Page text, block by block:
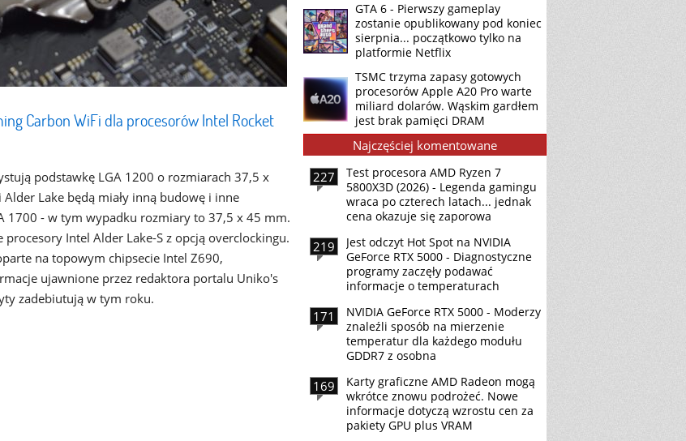
Carbon WiFi dla procesorów Intel Rocket
podstawkę LGA 1200 o rozmiarach 37,5 x
Lake będą miały inną budowę i inne
1700 - w tym wypadku rozmiary to 37,5 x 45 mm.
Intel Alder Lake-S z opcją overclockingu.
na topowym chipsecie Intel Z690,
ujawnione przez redaktora portalu Uniko's
zadebiutują w tym roku.
GTA 6 - Pierwszy gameplay
zostanie opublikowany pod koniec
sierpnia... początkowo tylko na
platformie Netflix
TSMC trzyma zapasy gotowych
procesorów Apple A20 Pro warte
miliard dolarów. Wąskim gardłem
jest brak pamięci DRAM
Najczęściej komentowane
227
Test procesora AMD Ryzen 7
5800X3D (2026) - Legenda gamingu
wraca po czterech latach... jednak
cena okazuje się zaporowa
219
Jest odczyt Hot Spot na NVIDIA
GeForce RTX 5000 - Diagnostyczne
programy zaczęły podawać
informacje o temperaturach
171
NVIDIA GeForce RTX 5000 - Moderzy
znaleźli sposób na mierzenie
temperatur dla każdego modułu
GDDR7 z osobna
169
Karty graficzne AMD Radeon mogą
wkrótce znowu podrożeć. Nowe
informacje dotyczą wzrostu cen za
pakiety GPU plus VRAM